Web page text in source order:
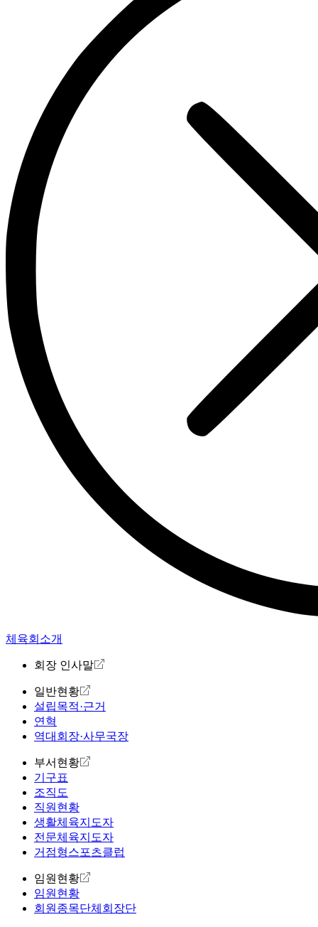
체육회소개
회장 인사말
일반현황
설립목적·근거
연혁
역대회장·사무국장
부서현황
기구표
조직도
직원현황
생활체육지도자
전문체육지도자
거점형스포츠클럽
임원현황
임원현황
회원종목단체회장단